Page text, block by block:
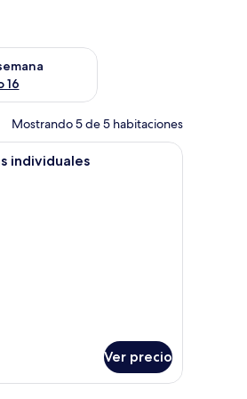
16
para el próximo fin de semana ago
Mostrando 5 de 5 habitaciones
teléfono y espejo.
Habitación de hotel con dos camas, un
individuales
Ver precio